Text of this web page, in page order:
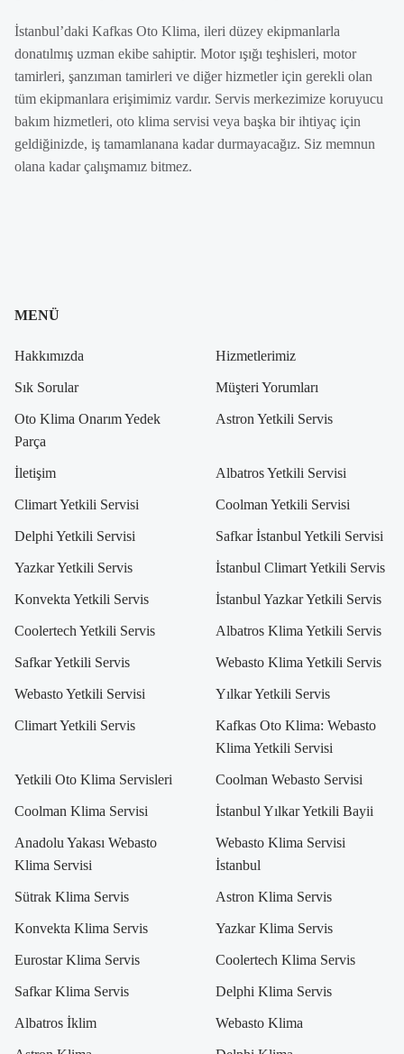
İstanbul’daki Kafkas Oto Klima, ileri düzey ekipmanlarla
donatılmış uzman ekibe sahiptir. Motor ışığı teşhisleri, motor
tamirleri, şanzıman tamirleri ve diğer hizmetler için gerekli olan
tüm ekipmanlara erişimimiz vardır. Servis merkezimize koruyucu
bakım hizmetleri, oto klima servisi veya başka bir ihtiyaç için
geldiğinizde, iş tamamlanana kadar durmayacağız. Siz memnun
olana kadar çalışmamız bitmez.
MENÜ
Hakkımızda Hizmetlerimiz
Sık Sorular Müşteri Yorumları
Oto Klima Onarım Yedek
Parça
Astron Yetkili Servis
İletişim Albatros Yetkili Servisi
Climart Yetkili Servisi Coolman Yetkili Servisi
Delphi Yetkili Servisi Safkar İstanbul Yetkili Servisi
Yazkar Yetkili Servis İstanbul Climart Yetkili Servis
Konvekta Yetkili Servis İstanbul Yazkar Yetkili Servis
Coolertech Yetkili Servis Albatros Klima Yetkili Servis
Safkar Yetkili Servis Webasto Klima Yetkili Servis
Webasto Yetkili Servisi Yılkar Yetkili Servis
Climart Yetkili Servis
Kafkas Oto Klima: Webasto
Klima Yetkili Servisi
Yetkili Oto Klima Servisleri Coolman Webasto Servisi
Coolman Klima Servisi İstanbul Yılkar Yetkili Bayii
Anadolu Yakası Webasto
Klima Servisi
Webasto Klima Servisi
İstanbul
Sütrak Klima Servis Astron Klima Servis
Konvekta Klima Servis Yazkar Klima Servis
Eurostar Klima Servis Coolertech Klima Servis
Safkar Klima Servis Delphi Klima Servis
Albatros İklim Webasto Klima